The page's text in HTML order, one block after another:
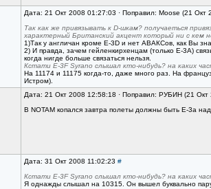
Дата: 21 Окт 2008 01:27:03 · Поправил: Moose (21 Окт
Так как же привязывать к D-шкам? получаеться
характерный Британский акцент который ни с кем
1)Так у англичан кроме E-3D и нет АВАКСов, как Вы
2) И правда, зачем гейленкирхенцам (только Е-3А)
когда нигде больше связаться нельзя.
Кстати E-3F Syrano слышал кто-нибудь? на каких
На 11174 и 11175 когда-то, даже много раз. На
Истром).
Дата: 21 Окт 2008 12:58:18 · Поправил: РУБИН (21
В NOTAM копался завтра полеты должны быть Е-3a
Дата: 31 Окт 2008 11:02:23 #
Кстати E-3F Syrano слышал кто-нибудь? на каких
Я однажды слышал на 10315. Он вышел буквально